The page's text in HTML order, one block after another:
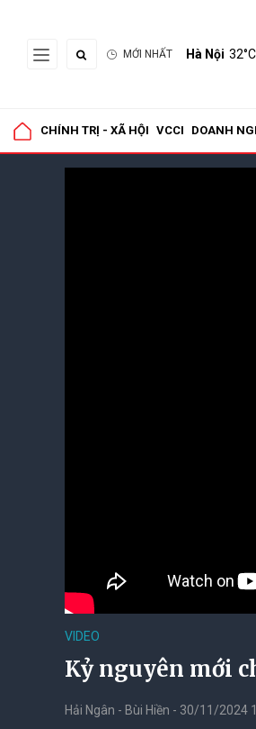
MỚI NHẤT Hà Nội 32°C
CHÍNH TRỊ - XÃ HỘI VCCI DOANH
VIDEO
Kỷ nguyên mới
Hải Ngân - Bùi Hiền - 30/11/2024